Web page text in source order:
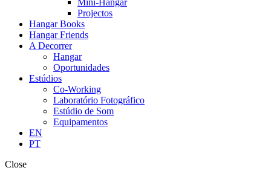
Mini-Hangar
Projectos
Hangar Books
Hangar Friends
A Decorrer
Hangar
Oportunidades
Estúdios
Co-Working
Laboratório Fotográfico
Estúdio de Som
Equipamentos
EN
PT
Close